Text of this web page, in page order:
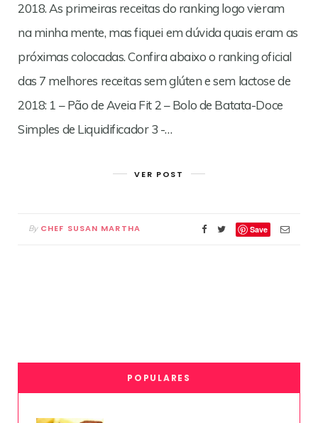
2018. As primeiras receitas do ranking logo vieram
na minha mente, mas fiquei em dúvida quais eram as
próximas colocadas. Confira abaixo o ranking oficial
das 7 melhores receitas sem glúten e sem lactose de
2018: 1 – Pão de Aveia Fit 2 – Bolo de Batata-Doce
Simples de Liquidificador 3 -…
VER POST
By CHEF SUSAN MARTHA Save
POPULARES